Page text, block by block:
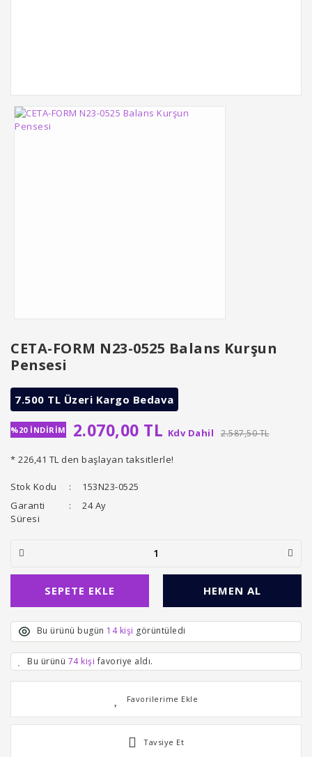
CETA-FORM N23-0525 Balans Kurşun
Pensesi
7.500 TL Üzeri Kargo Bedava
%20 İNDİRİM 2.070,00 TL Kdv Dahil 2.587,50 TL
* 226,41 TL den başlayan taksitlerle!
Stok Kodu
153N23-0525
Garanti
Süresi
24 Ay
SEPETE EKLE HEMEN AL
Bu ürünü bugün 14 kişi görüntüledi
Bu ürünü 74 kişi favoriye aldı.
Tavsiye Et